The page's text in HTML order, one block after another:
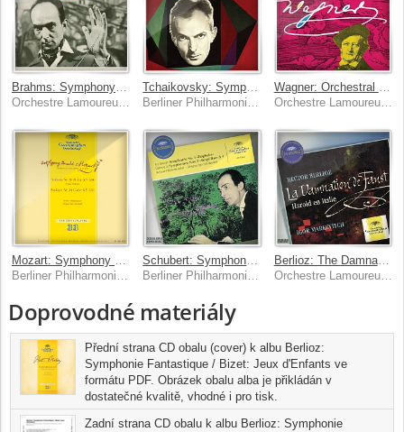
Orchestre Lamoureux, Berliner Philharmoniker, Igor Markevitch
Mozart: Symphony No. 34, K. 338; Symphony No. 38, K. 504 'Prague'; Symphony No. 35, K. 385 'Haffner'; Gluck: Sinfonia in G Major [Igor Markevitch – The Deutsche Grammophon Legacy: Volume 2]
Berliner Philharmoniker, Orchestre Lamoureux, Igor Markevitch
Schubert: Symphony No.4 "Tragic" / Berwald: Symphonies Nos.3 "Singuliere" & 4
Berliner Philharmoniker, Igor Markevitch
Berlioz: The Damnation of Faust; Harold in Italy
Orchestre Lamoureux, Igor Markevitch
Doprovodné materiály
Přední strana CD obalu (cover) k albu Berlioz:
Symphonie Fantastique / Bizet: Jeux d'Enfants ve
formátu PDF. Obrázek obalu alba je přikládán v
dostatečné kvalitě, vhodné i pro tisk.
Zadní strana CD obalu k albu Berlioz: Symphonie